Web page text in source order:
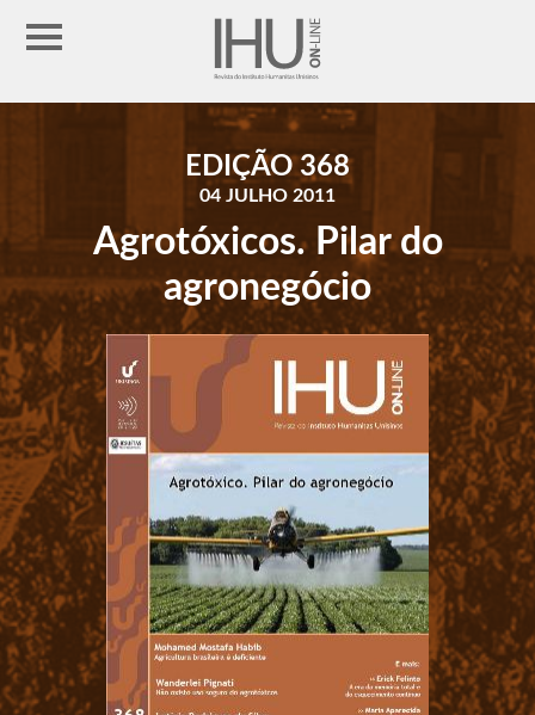
EDIÇÃO 368
04 JULHO 2011
Agrotóxicos. Pilar do
agronegócio